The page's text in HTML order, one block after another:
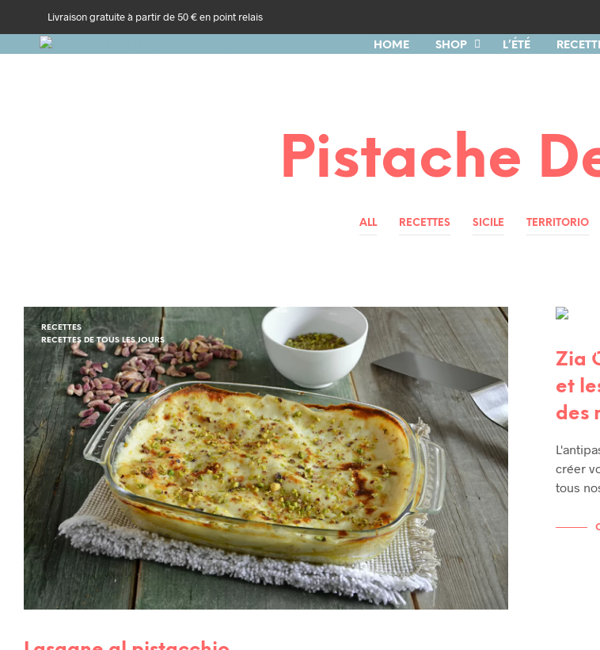
Livraison gratuite à partir de 50 € en point relais
HOME SHOP L’ÉTÉ
Pistache
ALL RECETTES SICILE TERRITORIO
RECETTES
RECETTES DE TOUS LES JOURS
Zia
et
des
créer
tous